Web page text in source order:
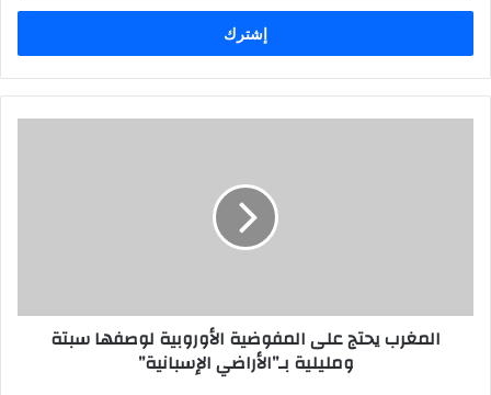
الإلكتروني
المغرب يحتج على المفوضية الأوروبية لوصفها سبتة
ومليلية بـ”الأراضي الإسبانية”